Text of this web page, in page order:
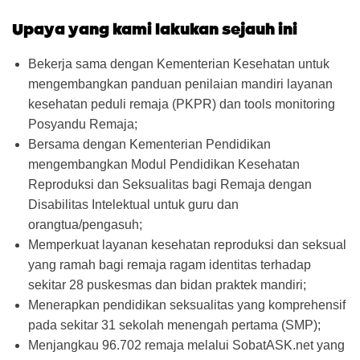
Upaya yang kami lakukan sejauh ini
Bekerja sama dengan Kementerian Kesehatan untuk
mengembangkan panduan penilaian mandiri layanan
kesehatan peduli remaja (PKPR) dan tools monitoring
Posyandu Remaja;
Bersama dengan Kementerian Pendidikan
mengembangkan Modul Pendidikan Kesehatan
Reproduksi dan Seksualitas bagi Remaja dengan
Disabilitas Intelektual untuk guru dan
orangtua/pengasuh;
Memperkuat layanan kesehatan reproduksi dan seksual
yang ramah bagi remaja ragam identitas terhadap
sekitar 28 puskesmas dan bidan praktek mandiri;
Menerapkan pendidikan seksualitas yang komprehensif
pada sekitar 31 sekolah menengah pertama (SMP);
Menjangkau 96.702 remaja melalui SobatASK.net yang